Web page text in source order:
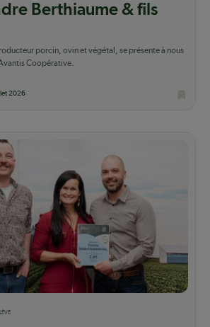
Berthiaume & fils
porcin, ovin et végétal, se présente à nous
Coopérative.
2026